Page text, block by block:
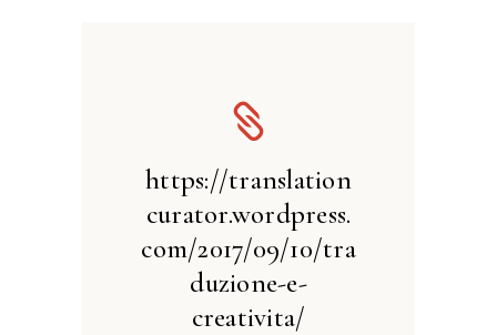
https://translation
curator.wordpress.
com/2017/09/10/tra
duzione-e-
creativita/